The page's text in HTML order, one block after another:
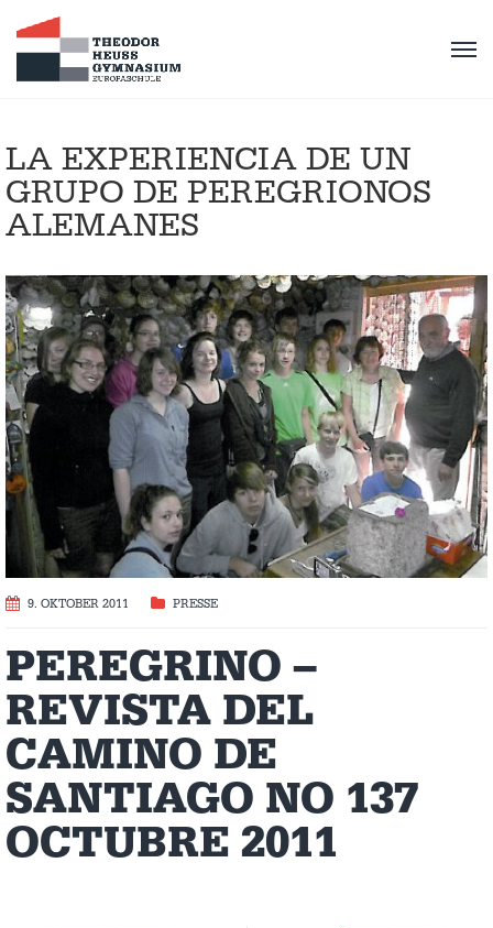
LA EXPERIENCIA DE UN
GRUPO DE PEREGRIONOS
ALEMANES
9. OKTOBER 2011 PRESSE
PEREGRINO –
REVISTA DEL
CAMINO DE
SANTIAGO NO 137
OCTUBRE 2011